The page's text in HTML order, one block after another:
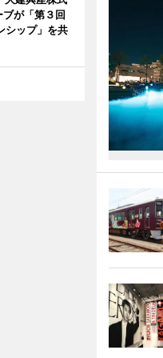
が「第３回
シップ」を共